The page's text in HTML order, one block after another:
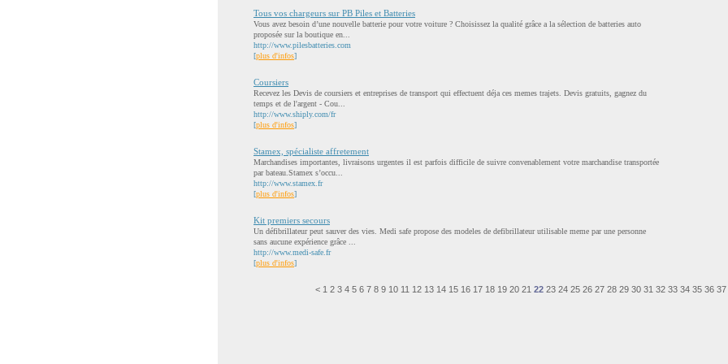
Tous vos chargeurs sur PB Piles et Batteries
Vous avez besoin d’une nouvelle batterie pour votre voiture ? Choisissez la qualité grâce a la sélection de batteries auto
proposée sur la boutique en...
http://www.pilesbatteries.com
[plus d'infos]
Coursiers
Recevez les Devis de coursiers et entreprises de transport qui effectuent déja ces memes trajets. Devis gratuits, gagnez du
temps et de l'argent - Cou...
http://www.shiply.com/fr
[plus d'infos]
Stamex, spécialiste affretement
Marchandises importantes, livraisons urgentes il est parfois difficile de suivre convenablement votre marchandise transportée
par bateau.Stamex s’occu...
http://www.stamex.fr
[plus d'infos]
Kit premiers secours
Un défibrillateur peut sauver des vies. Medi safe propose des modeles de defibrillateur utilisable meme par une personne
sans aucune expérience grâce ...
http://www.medi-safe.fr
[plus d'infos]
< 1 2 3 4 5 6 7 8 9 10 11 12 13 14 15 16 17 18 19 20 21 22 23 24 25 26 27 28 29 30 31 32 33 34 35 36 37